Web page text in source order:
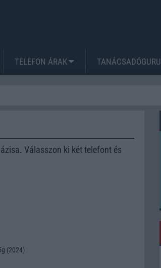
TELEFON ÁRAK TANÁCSADÓGURU
Válasszon ki két telefont és
(2024)